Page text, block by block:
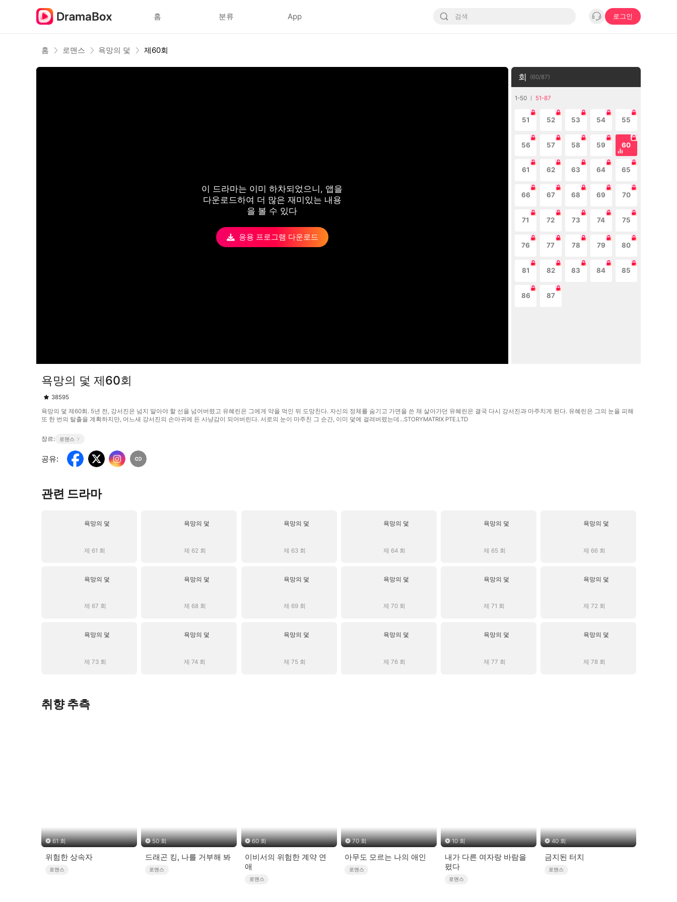
홈 분류 App 로그인
홈 로맨스 욕망의 덫 제60회
이 드라마는 이미 하차되었으니, 앱을
다운로드하여 더 많은 재미있는 내용
을 볼 수 있다
응용 프로그램 다운로드
회 (60/87)
1-50 51-87
51 52 53 54 55
56 57 58 59 60
61 62 63 64 65
66 67 68 69 70
71 72 73 74 75
76 77 78 79 80
81 82 83 84 85
86 87
욕망의 덫 제60회
38595
욕망의 덫 제60회. 5년 전, 강서진은 넘지 말아야 할 선을 넘어버렸고 유혜린은 그에게 약을 먹인 뒤 도망친다. 자신의 정체를 숨기고 가면을 쓴 채 살아가던 유혜린은 결국 다시 강서진과 마주치게 된다. 유혜린은 그의 눈을 피해
또 한 번의 탈출을 계획하지만, 어느새 강서진의 손아귀에 든 사냥감이 되어버린다. 서로의 눈이 마주친 그 순간, 이미 덫에 걸려버렸는데...STORYMATRIX PTE.LTD
장르: 로맨스
공유:
관련 드라마
욕망의 덫
제 61 회
욕망의 덫
제 62 회
욕망의 덫
제 63 회
욕망의 덫
제 64 회
욕망의 덫
제 65 회
욕망의 덫
제 66 회
욕망의 덫
제 67 회
욕망의 덫
제 68 회
욕망의 덫
제 69 회
욕망의 덫
제 70 회
욕망의 덫
제 71 회
욕망의 덫
제 72 회
욕망의 덫
제 73 회
욕망의 덫
제 74 회
욕망의 덫
제 75 회
욕망의 덫
제 76 회
욕망의 덫
제 77 회
욕망의 덫
제 78 회
취향 추측
61 회
위험한 상속자
로맨스
50 회
드래곤 킹, 나를 거부해 봐
로맨스
60 회
이비서의 위험한 계약 연
애
로맨스
70 회
아무도 모르는 나의 애인
로맨스
10 회
내가 다른 여자랑 바람을
폈다
로맨스
40 회
금지된 터치
로맨스